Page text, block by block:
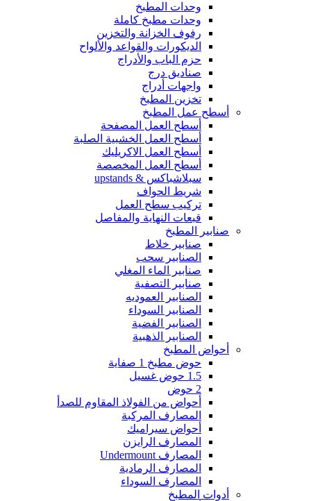
وحدات المطبخ
وحدات مطبخ كاملة
رفوف الخزانة والتخزين
الديكورات والقواعد والألواح
حزم الباب والأدراج
صناديق درج
واجهات أدراج
تخزين المطبخ
أسطح عمل المطبخ
أسطح العمل المصفحة
أسطح العمل الخشبية الصلبة
أسطح العمل الاكريليك
أسطح العمل المخصصة
سبلاشباكس & upstands
شريط الحواف
تركيب سطح العمل
قبعات النهاية والمفاصل
صنابير المطبخ
صنابير خلاط
الصنابير سحب
صنابير الماء المغلي
صنابير التصفية
الصنابير العموديه
الصنابير السوداء
الصنابير الفضية
الصنابير الذهبية
أحواض المطبخ
حوض مطبخ 1 صفاية
1.5 حوض غسيل
2 حوض
أحواض من الفولاذ المقاوم للصدأ
المصارف المركبة
أحواض سيراميك
المصارف الرايزن
المصارف Undermount
المصارف الرمادية
المصارف السوداء
أدوات المطبخ